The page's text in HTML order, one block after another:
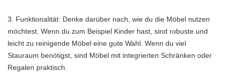
3. Funktionalität: Denke darüber nach, wie du die Möbel nutzen
möchtest. Wenn du zum Beispiel Kinder hast, sind robuste und
leicht zu reinigende Möbel eine gute Wahl. Wenn du viel
Stauraum benötigst, sind Möbel mit integrierten Schränken oder
Regalen praktisch.